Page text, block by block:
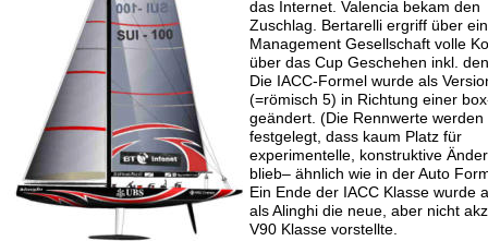
das Internet. Valencia bekam den
Zuschlag. Bertarelli ergriff über
Management Gesellschaft volle
über das Cup Geschehen inkl.
Die IACC-Formel wurde als
(=römisch 5) in Richtung einer
geändert. (Die Rennwerte
festgelegt, dass kaum Platz für
experimentelle, konstruktive
blieb– ähnlich wie in der Auto
Ein Ende der IACC Klasse wurde
als Alinghi die neue, aber nicht
V90 Klasse vorstellte.